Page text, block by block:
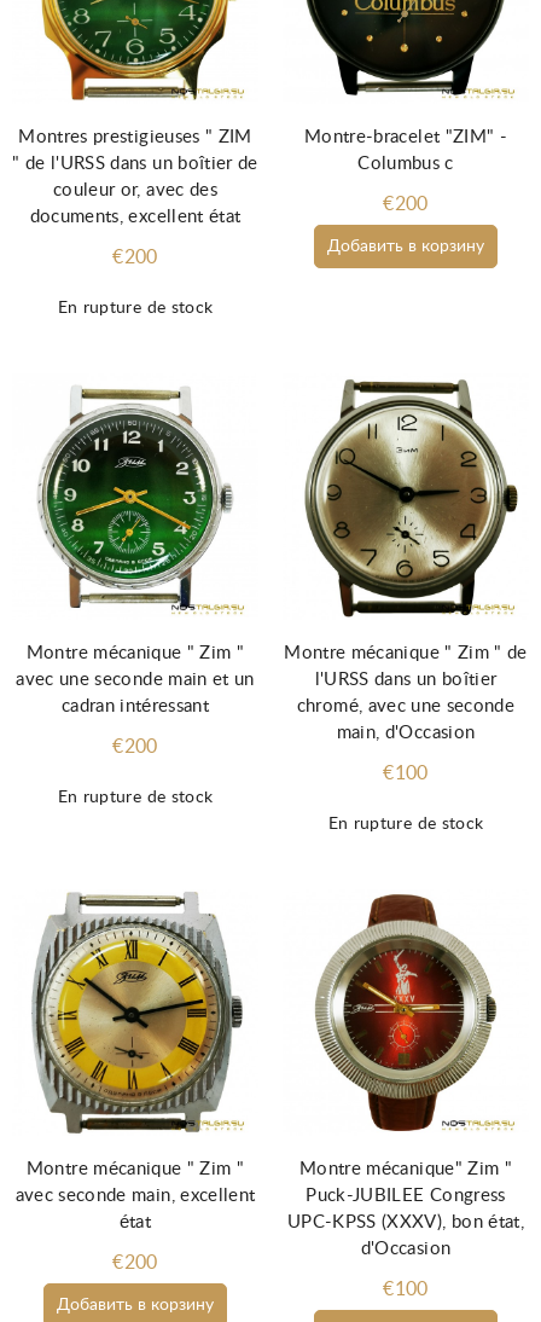
En rupture de stock
Montres prestigieuses " ZIM
" de l'URSS dans un boîtier de
couleur or, avec des
documents, excellent état
€200
Добавить в корзину
Montre-bracelet "ZIM" -
Columbus c
€200
En rupture de stock
Montre mécanique " Zim "
avec une seconde main et un
cadran intéressant
€200
En rupture de stock
Montre mécanique " Zim " de
l'URSS dans un boîtier
chromé, avec une seconde
main, d'Occasion
€100
Добавить в корзину
Montre mécanique " Zim "
avec seconde main, excellent
état
€200
Montre mécanique" Zim "
Puck-JUBILEE Congress
UPC-KPSS (XXXV), bon état,
d'Occasion
€100